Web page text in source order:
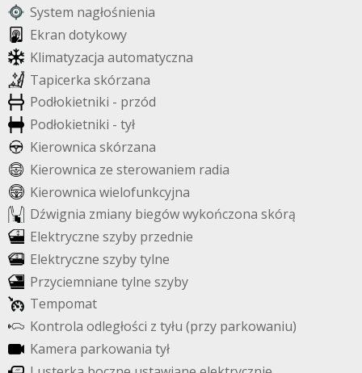
System nagłośnienia
Ekran dotykowy
Klimatyzacja automatyczna
Tapicerka skórzana
Podłokietniki - przód
Podłokietniki - tył
Kierownica skórzana
Kierownica ze sterowaniem radia
Kierownica wielofunkcyjna
Dźwignia zmiany biegówwykończona skórą
Elektryczne szyby przednie
Elektryczne szybytylne
Przyciemniane tylne szyby
Tempomat
Kontrola odległości z tyłu (przy parkowaniu)
Kamera parkowania tył